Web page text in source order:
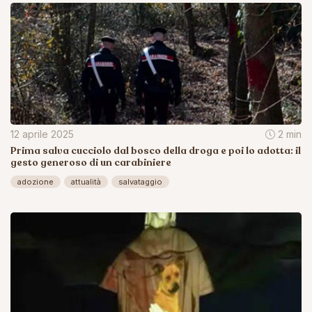
12 aprile 2025 2 min
Prima salva cucciolo dal bosco della droga e poi lo adotta: il
gesto generoso di un carabiniere
adozione attualità salvataggio